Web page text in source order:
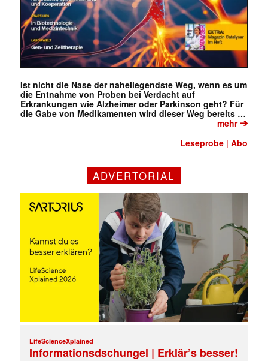
Ist nicht die Nase der naheliegendste Weg, wenn es um
die Entnahme von Proben bei Verdacht auf
Erkrankungen wie Alzheimer oder Parkinson geht? Für
die Gabe von Medikamenten wird dieser Weg bereits …
mehr➔
Leseprobe |Abo
ADVERTORIAL
LifeScienceXplained
Informationsdschungel | Erklär’s besser!